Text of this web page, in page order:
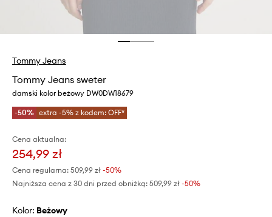
Tommy Jeans
Tommy Jeans sweter
damski kolor beżowy DW0DW18679
-50% extra -5% z kodem: OFF*
Cena aktualna:
254,99 zł
Cena regularna: 509,99 zł -50%
Najniższa cena z 30 dni przed obniżką: 509,99 zł -50%
Kolor: beżowy